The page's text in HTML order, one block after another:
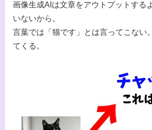
画像生成AIは文章をアウトプットする
いないから。
言葉では「猫です」とは言ってこない
てくる。